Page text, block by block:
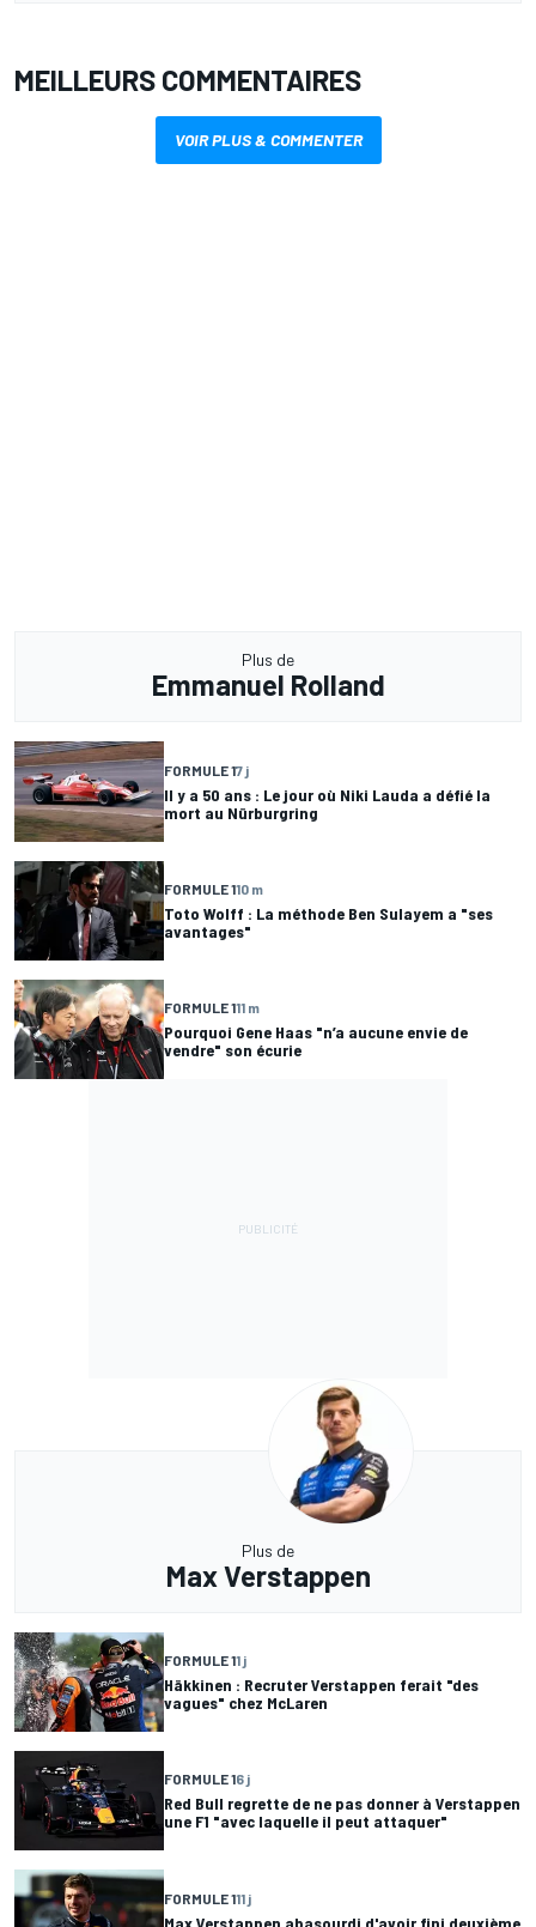
MEILLEURS COMMENTAIRES
VOIR PLUS & COMMENTER
Plus de
Emmanuel Rolland
FORMULE 17 j
Il y a 50 ans : Le jour où Niki Lauda a défié la
mort au Nürburgring
FORMULE 110 m
Toto Wolff : La méthode Ben Sulayem a "ses
avantages"
FORMULE 111 m
Pourquoi Gene Haas "n’a aucune envie de
vendre" son écurie
Plus de
Max Verstappen
FORMULE 11 j
Häkkinen : Recruter Verstappen ferait "des
vagues" chez McLaren
FORMULE 16 j
Red Bull regrette de ne pas donner à Verstappen
une F1 "avec laquelle il peut attaquer"
FORMULE 111 j
Max Verstappen abasourdi d'avoir fini deuxième